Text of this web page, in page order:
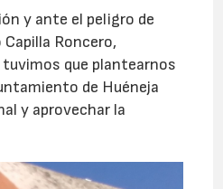
y ante el peligro de
Roncero,
que plantearnos
de Huéneja
y aprovechar la